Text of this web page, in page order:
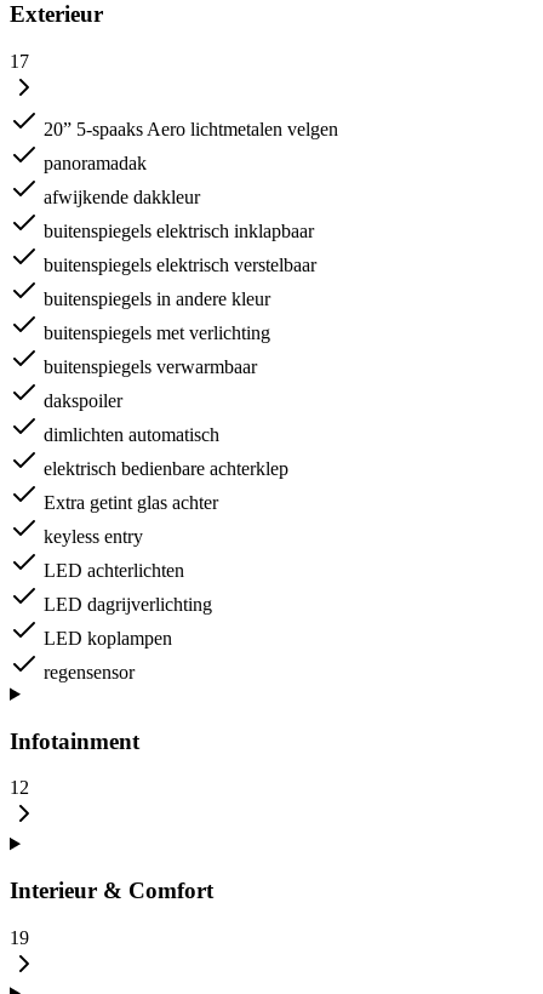
Exterieur
17
20” 5-spaaks Aero lichtmetalen velgen
panoramadak
afwijkende dakkleur
buitenspiegels elektrisch inklapbaar
buitenspiegels elektrisch verstelbaar
buitenspiegels in andere kleur
buitenspiegels met verlichting
buitenspiegels verwarmbaar
dakspoiler
dimlichten automatisch
elektrisch bedienbare achterklep
Extra getint glas achter
keyless entry
LED achterlichten
LED dagrijverlichting
LED koplampen
regensensor
Infotainment
12
Interieur & Comfort
19